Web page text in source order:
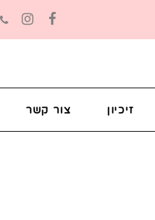
זיכיון צור קשר